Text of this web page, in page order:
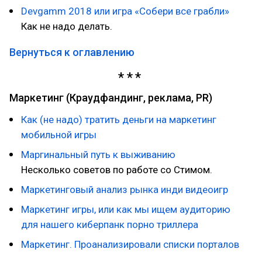
Devgamm 2018 или игра «Собери все грабли»
Как не надо делать.
Вернуться к оглавлению
Маркетинг (Краудфандинг, реклама, PR)
Как (не надо) тратить деньги на маркетинг
мобильной игры
Маргинальный путь к выживанию
Несколько советов по работе со Стимом.
Маркетинговый анализ рынка инди видеоигр
Маркетинг игры, или как мы ищем аудиторию
для нашего киберпанк порно триллера
Маркетинг. Проанализировали списки порталов